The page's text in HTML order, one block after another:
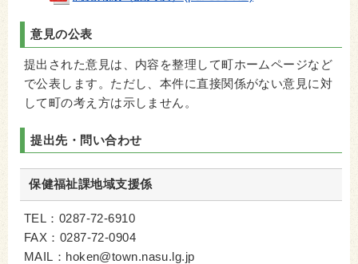
意見の公表
提出された意見は、内容を整理して町ホームページなど
で公表します。ただし、 本件に直接関係がない意見に対
して町の考え方は示しません。
提出先・問い合わせ
保健福祉課地域支援係
TEL：0287-72-6910
FAX：0287-72-0904
MAIL：hoken@town.nasu.lg.jp